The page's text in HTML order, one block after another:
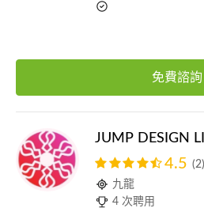
免費諮詢
JUMP DESIGN
4.5 (2)
九龍
4 次聘用